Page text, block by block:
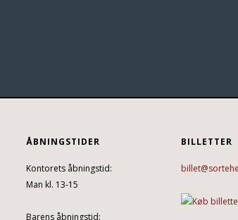
ÅBNINGSTIDER
Kontorets åbningstid:
Man kl. 13-15
Barens åbningstid:
BILLETTER